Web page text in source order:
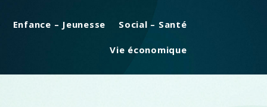
Enfance – Jeunesse Social – Santé
Vie économique